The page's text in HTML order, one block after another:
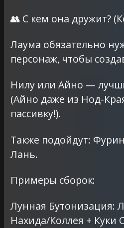
👥 С кем она дружит?
Лаума обязательно
персонаж, чтобы
Нилу или Айно —
(Айно даже из Нод-
пассивку!).
Также подойдут:
Лань.
Примеры сборок:
Лунная Бутонизация:
Нахида/Коллея + Куки